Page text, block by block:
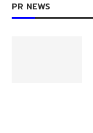
PR NEWS